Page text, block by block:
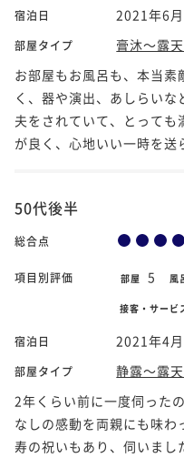
宿泊日 2021年6
部屋タイプ
膏沐～露
お部屋もお風呂も、本当
く、器や演出、あしらい
夫をされていて、とって
が良く、心地いい一時を送
50代後半
総合点
項目別評価 部屋 5 風
接客・サービ
宿泊日 2021年4
部屋タイプ
静露～露
2年くらい前に一度伺った
なしの感動を両親にも味
寿の祝いもあり、伺いまし